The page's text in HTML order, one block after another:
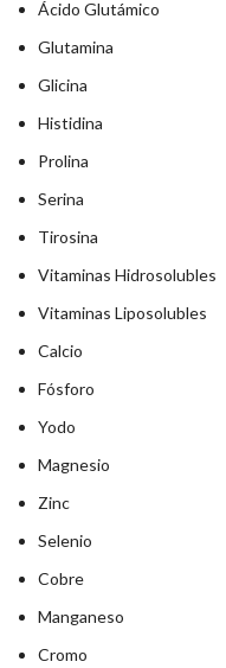
Ácido Glutámico
Glutamina
Glicina
Histidina
Prolina
Serina
Tirosina
Vitaminas Hidrosolubles
Vitaminas Liposolubles
Calcio
Fósforo
Yodo
Magnesio
Zinc
Selenio
Cobre
Manganeso
Cromo